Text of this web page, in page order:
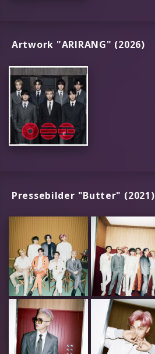
Artwork "ARIRANG" (2026)
Pressebilder "Butter" (2021)